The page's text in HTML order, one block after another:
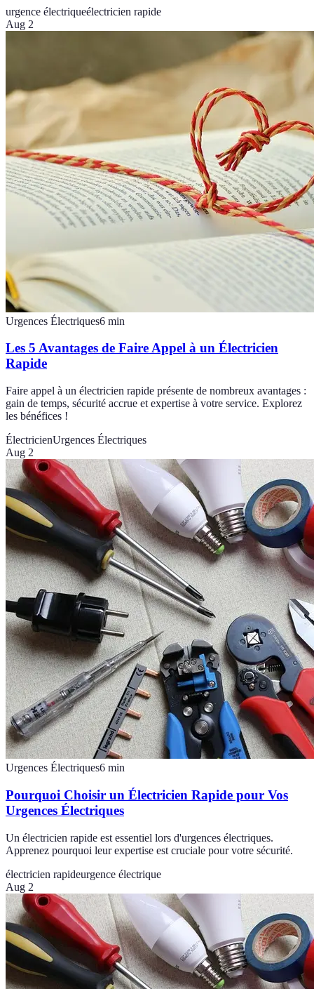
urgence électriqueélectricien rapide
Aug 2
Urgences Électriques6 min
Les 5 Avantages de Faire Appel à un Électricien
Rapide
Faire appel à un électricien rapide présente de nombreux avantages :
gain de temps, sécurité accrue et expertise à votre service. Explorez
les bénéfices !
ÉlectricienUrgences Électriques
Aug 2
Urgences Électriques6 min
Pourquoi Choisir un Électricien Rapide pour Vos
Urgences Électriques
Un électricien rapide est essentiel lors d'urgences électriques.
Apprenez pourquoi leur expertise est cruciale pour votre sécurité.
électricien rapideurgence électrique
Aug 2